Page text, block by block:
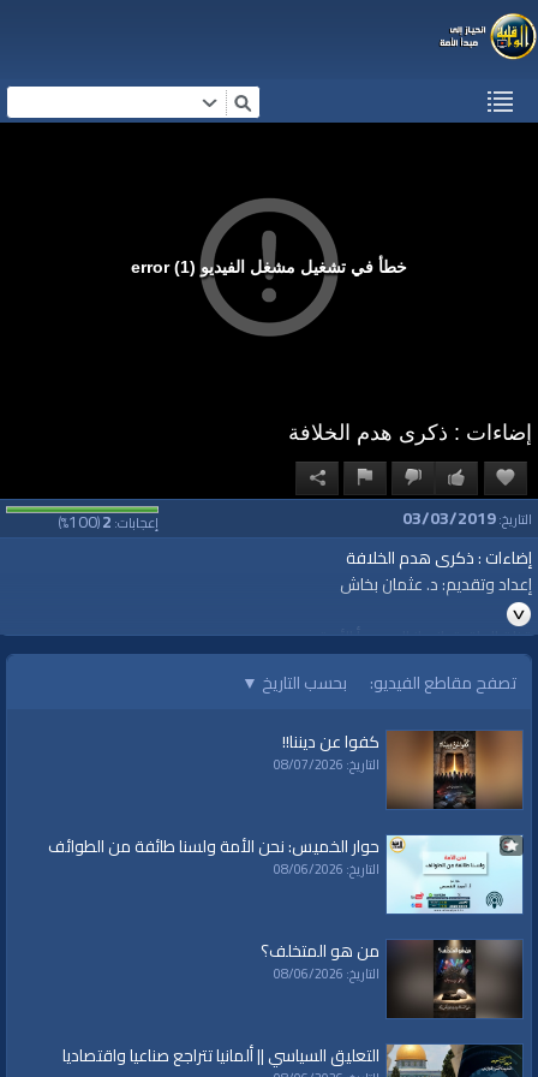
خطأ في تشغيل مشغل الفيديو (1) error
إضاءات : ذكرى هدم الخلافة
إعجابات:2
(
100
%) التاريخ:03/03/2019
إضاءات : ذكرى هدم الخلافة
إعداد وتقديم: د. عثمان بخاش
قناة الواقية: انحياز إلى مبدأ الأمة
Al-Waqiyah TV
Illumination Program
Weekly Political Comment
By: Dr Osman Bakhach (Abu Ubaida)
Director of the Central Media Office of Hizb ut Tahrir
#الواقية
www.alwaqiyah.tv | facebook.com/alwaqiyahtv | alwaqiyahtv@twitter
أرشيف الواقية»إضاءات
Other Languages
تصفح مقاطع الفيديو: بحسب التاريخ ▼
كفوا عن ديننا!!
التاريخ: 08/07/2026
حوار الخميس: نحن الأمة ولسنا طائفة من الطوائف
التاريخ: 08/06/2026
من هو المتخلف؟
التاريخ: 08/06/2026
التعليق السياسي || ألمانيا تتراجع صناعيا واقتصاديا